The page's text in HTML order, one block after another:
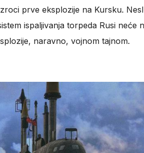
prve eksplozije na Kursku.
ispaljivanja torpeda Rusi
naravno, vojnom tajnom.